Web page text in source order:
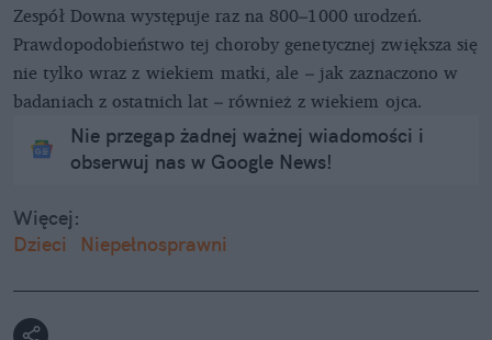
Zespół Downa występuje raz na 800–1000 urodzeń.
Prawdopodobieństwo tej choroby genetycznej zwiększa się
nie tylko wraz z wiekiem matki, ale – jak zaznaczono w
badaniach z ostatnich lat – również z wiekiem ojca.
Nie przegap żadnej ważnej wiadomości i
obserwuj nas w Google News!
Więcej:
Dzieci
Niepełnosprawni